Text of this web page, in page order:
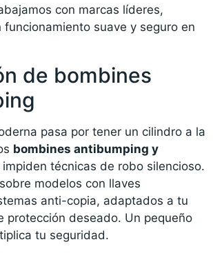
con marcas líderes,
funcionamiento suave y seguro en
de bombines
pasa por tener un cilindro a la
bombines antibumping y
impiden técnicas de robo silencioso.
modelos con llaves
anti-copia, adaptados a tu
protección deseado. Un pequeño
tu seguridad.